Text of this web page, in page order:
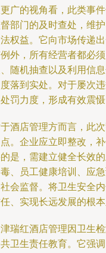
广的视角看，此类事
部门的及时查处，维
权益。它向市场传递
外，所有经营者都必
随机抽查以及利用信
落到实处。对于屡次
罚力度，形成有效震慑
酒店管理方而言，此
。企业应立即整改，
是，需建立健全长效
、员工健康培训、应
会监督。将卫生安全
、实现长远发展的根本
瑞红酒店管理因卫生
卫生责任教育。它强